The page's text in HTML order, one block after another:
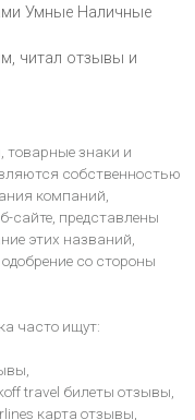
Умные Наличные
читал отзывы и
товарные знаки и
собственностью
компаний,
сайте, представлены
этих названий,
со стороны
часто ищут:
travel билеты отзывы,
карта отзывы,